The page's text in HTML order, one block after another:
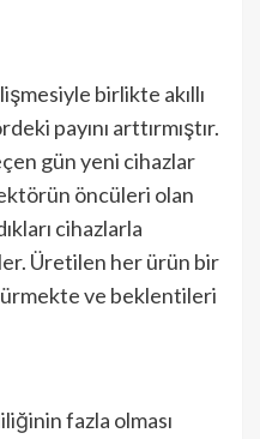
birlikte akıllı
payını arttırmıştır.
gün yeni cihazlar
öncüleri olan
cihazlarla
Üretilen her ürün bir
ve beklentileri
fazla olması